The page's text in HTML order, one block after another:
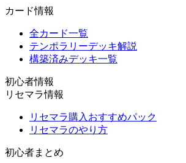
カード情報
全カード一覧
テンポラリーデッキ解説
構築済みデッキ一覧
初心者情報
リセマラ情報
リセマラ購入おすすめパック
リセマラのやり方
初心者まとめ